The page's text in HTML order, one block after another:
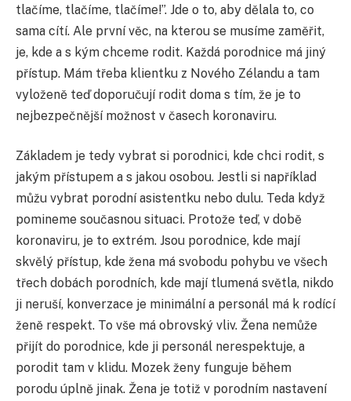
tlačíme, tlačíme, tlačíme!”. Jde o to, aby dělala to, co
sama cítí. Ale první věc, na kterou se musíme zaměřit,
je, kde a s kým chceme rodit. Každá porodnice má jiný
přístup. Mám třeba klientku z Nového Zélandu a tam
vyloženě teď doporučují rodit doma s tím, že je to
nejbezpečnější možnost v časech koronaviru.
Základem je tedy vybrat si porodnici, kde chci rodit, s
jakým přístupem a s jakou osobou. Jestli si například
můžu vybrat porodní asistentku nebo dulu. Teda když
pomineme současnou situaci. Protože teď, v době
koronaviru, je to extrém. Jsou porodnice, kde mají
skvělý přístup, kde žena má svobodu pohybu ve všech
třech dobách porodních, kde mají tlumená světla, nikdo
ji neruší, konverzace je minimální a personál má k rodící
ženě respekt. To vše má obrovský vliv. Žena nemůže
přijít do porodnice, kde ji personál nerespektuje, a
porodit tam v klidu. Mozek ženy funguje během
porodu úplně jinak. Žena je totiž v porodním nastavení